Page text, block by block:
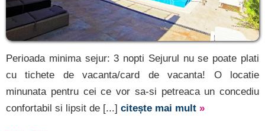
Perioada minima sejur: 3 nopti Sejurul nu se poate plati
cu tichete de vacanta/card de vacanta! O locatie
minunata pentru cei ce vor sa-si petreaca un concediu
confortabil si lipsit de [...] citește mai mult »